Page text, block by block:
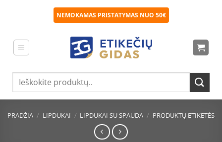
NEMOKAMAS PRISTATYMAS NUO 50€
Ieškoti:
PRADŽIA / LIPDUKAI / LIPDUKAI SU SPAUDA / PRODUKTŲ ETIKETĖS